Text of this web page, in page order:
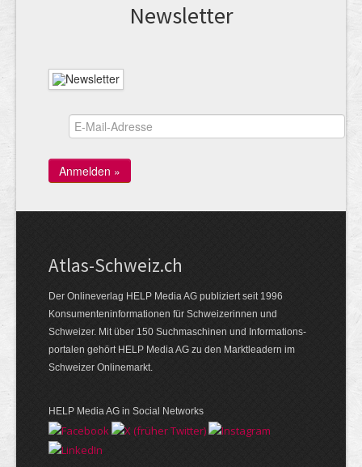
News­letter
Atlas-Schweiz.ch
Der Onlineverlag HELP Media AG publiziert seit 1996
Konsumenten­infor­mationen für Schwei­zerinnen und
Schweizer. Mit über 150 Such­ma­schinen und Infor­mations­
portalen gehört HELP Media AG zu den Markt­leadern im
Schweizer Onlinemarkt.
HELP Media AG in Social Networks